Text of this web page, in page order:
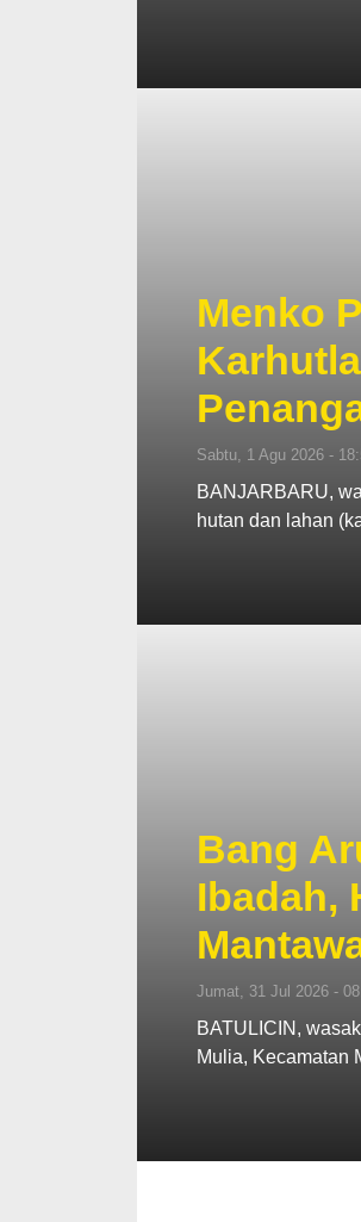
Menko
Sabtu, 1 Agu 2026 -
BANJARBARU,
hutan dan lahan
Bang
Ibadah,
Jumat, 31 Jul 2026 -
BATULICIN,
Mulia, Kecamatan